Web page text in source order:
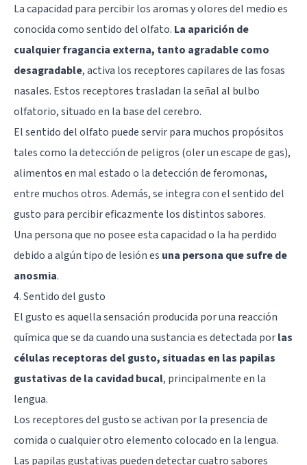
La capacidad para percibir los aromas y olores del medio es
conocida como sentido del olfato. La aparición de
cualquier fragancia externa, tanto agradable como
desagradable, activa los receptores capilares de las fosas
nasales. Estos receptores trasladan la señal al bulbo
olfatorio, situado en la base del cerebro.
El sentido del olfato puede servir para muchos propósitos
tales como la detección de peligros (oler un escape de gas),
alimentos en mal estado o la detección de feromonas,
entre muchos otros. Además, se integra con el sentido del
gusto para percibir eficazmente los distintos sabores.
Una persona que no posee esta capacidad o la ha perdido
debido a algún tipo de lesión es una persona que sufre de
anosmia.
4. Sentido del gusto
El gusto es aquella sensación producida por una reacción
química que se da cuando una sustancia es detectada porlas
células receptoras del gusto, situadas en las papilas
gustativas de la cavidad bucal, principalmente en la
lengua.
Los receptores del gusto se activan por la presencia de
comida o cualquier otro elemento colocado en la lengua.
Las papilas gustativas pueden detectar cuatro sabores